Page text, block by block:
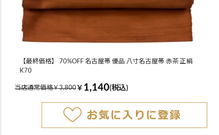
【最終価格】 70%OFF 名古屋帯 優品 八寸名古屋帯 赤茶 正絹
K70
当店通常価格￥3,800￥ 1,140(税込)